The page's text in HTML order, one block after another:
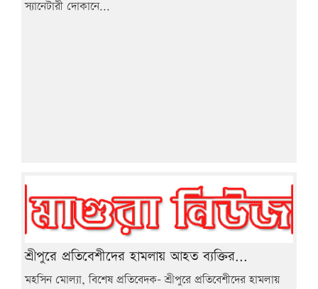
স্যানেটারী দোকানে...
শ্রীপুরে প্রতিবেশীদের হামলায় আহত ব্যক্তির...
মহসিন মোল্যা, বিশেষ প্রতিবেদক- শ্রীপুরে প্রতিবেশীদের হামলায়